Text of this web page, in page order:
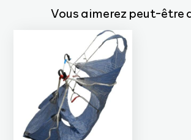
Vous aimerez peut-être